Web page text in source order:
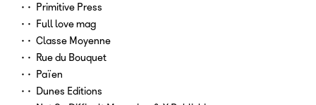
•• Primitive Press
•• Full love mag
•• Classe Moyenne
•• Rue du Bouquet
•• Païen
•• Dunes Editions